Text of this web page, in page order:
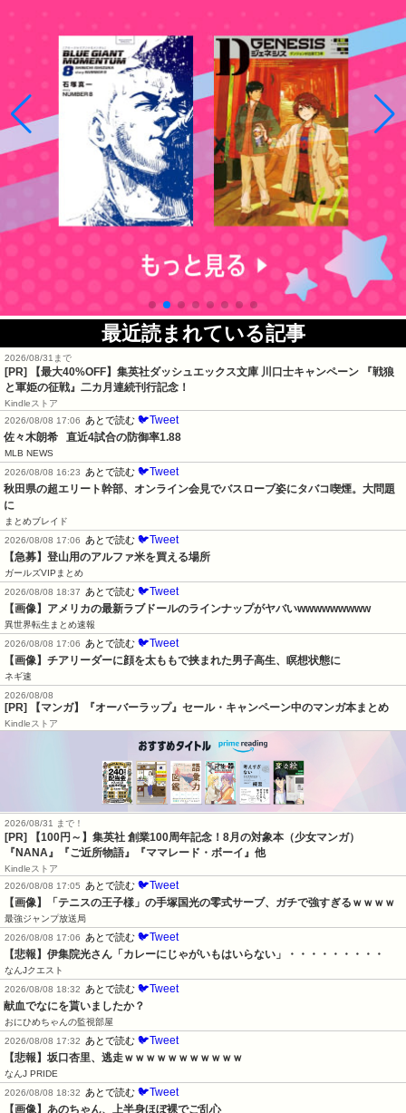
最近読まれている記事
2026/08/31まで
[PR]
【最大40%OFF】集英社ダッシュエックス文庫 川口士キャンペーン 『戦狼
と軍姫の征戦』二カ月連続刊行記念！
Kindleストア
2026/08/08 17:06
あとで読む 🐦Tweet
佐々木朗希   直近4試合の防御率1.88
MLB NEWS
2026/08/08 16:23
あとで読む 🐦Tweet
秋田県の超エリート幹部、オンライン会見でバスローブ姿にタバコ喫煙。大問題
に
まとめブレイド
2026/08/08 17:06
あとで読む 🐦Tweet
【急募】登山用のアルファ米を買える場所
ガールズVIPまとめ
2026/08/08 18:37
あとで読む 🐦Tweet
【画像】アメリカの最新ラブドールのラインナップがヤバいwwwwwwwww
異世界転生まとめ速報
2026/08/08 17:06
あとで読む 🐦Tweet
【画像】チアリーダーに顔を太ももで挟まれた男子高生、瞑想状態に
ネギ速
2026/08/08
[PR] 【マンガ】『オーバーラップ』セール・キャンペーン中のマンガ本まとめ
Kindleストア
2026/08/31 まで！
[PR]
【100円～】集英社 創業100周年記念！8月の対象本（少女マンガ）
『NANA』『ご近所物語』『ママレード・ボーイ』他
Kindleストア
2026/08/08 17:05 あとで読む 🐦Tweet
【画像】「テニスの王子様」の手塚国光の零式サーブ、ガチで強すぎるｗｗｗｗ
最強ジャンプ放送局
2026/08/08 17:06 あとで読む 🐦Tweet
【悲報】伊集院光さん「カレーにじゃがいもはいらない」・・・・・・・・・
なんJクエスト
2026/08/08 18:32 あとで読む 🐦Tweet
献血でなにを貰いましたか？
おにひめちゃんの監視部屋
2026/08/08 17:32 あとで読む 🐦Tweet
【悲報】坂口杏里、逃走ｗｗｗｗｗｗｗｗｗｗｗ
なんJ PRIDE
2026/08/08 18:32 あとで読む 🐦Tweet
【画像】あのちゃん、上半身ほぼ裸でご乱心